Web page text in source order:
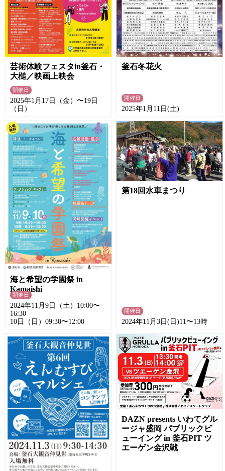
芸術体験フェスタin釜石・
大槌／映画上映会
開催日
2025年1月17日（金）〜19日
（日）
釜石冬花火
開催日
2025年1月11日(土)
海と希望の学園祭 in
Kamaishi
開催日
2024年11月9日（土）10:00〜
16:30
10日（日）09:30〜12:00
第18回水車まつり
開催日
2024年11月3日(日)11〜13時
DAZN presents いわてグル
ージャ盛岡 パブリックビ
ューイング in 釜石PIT ツ
エーゲン金沢戦